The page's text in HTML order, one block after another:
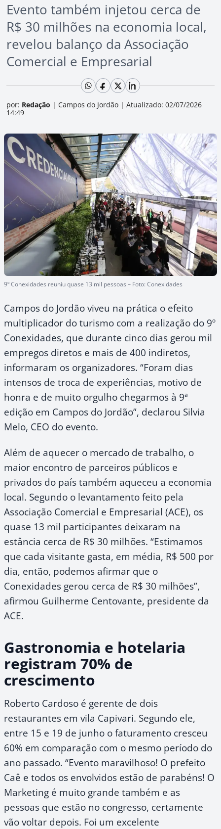
Evento também injetou cerca de
R$ 30 milhões na economia local,
revelou balanço da Associação
Comercial e Empresarial
por: Redação | Campos do Jordão | Atualizado: 02/07/2026
14:49
9º Conexidades reuniu quase 13 mil pessoas – Foto: Conexidades
Campos do Jordão viveu na prática o efeito
multiplicador do turismo com a realização do 9º
Conexidades, que durante cinco dias gerou mil
empregos diretos e mais de 400 indiretos,
informaram os organizadores. “Foram dias
intensos de troca de experiências, motivo de
honra e de muito orgulho chegarmos à 9ª
edição em Campos do Jordão”, declarou Silvia
Melo, CEO do evento.
Além de aquecer o mercado de trabalho, o
maior encontro de parceiros públicos e
privados do país também aqueceu a economia
local. Segundo o levantamento feito pela
Associação Comercial e Empresarial (ACE), os
quase 13 mil participantes deixaram na
estância cerca de R$ 30 milhões. “Estimamos
que cada visitante gasta, em média, R$ 500 por
dia, então, podemos afirmar que o
Conexidades gerou cerca de R$ 30 milhões”,
afirmou Guilherme Centovante, presidente da
ACE.
Gastronomia e hotelaria
registram 70% de
crescimento
Roberto Cardoso é gerente de dois
restaurantes em vila Capivari. Segundo ele,
entre 15 e 19 de junho o faturamento cresceu
60% em comparação com o mesmo período do
ano passado. “Evento maravilhoso! O prefeito
Caê e todos os envolvidos estão de parabéns! O
Marketing é muito grande também e as
pessoas que estão no congresso, certamente
vão voltar depois. Foi um excelente